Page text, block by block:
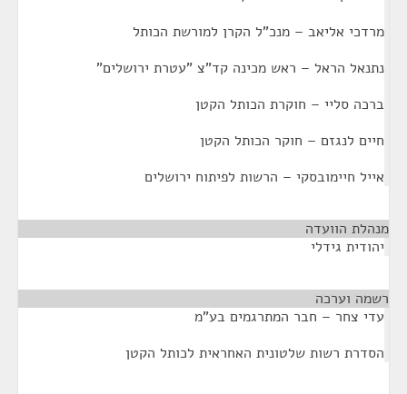
מרדכי אליאב – מנכ"ל הקרן למורשת הכותל
נתנאל הראל – ראש מכינה קד"צ "עטרת ירושלים"
ברכה סליי – חוקרת הכותל הקטן
חיים לנגזם – חוקר הכותל הקטן
אייל חיימובסקי – הרשות לפיתוח ירושלים
מנהלת הוועדה
יהודית גידלי
רשמה וערכה
עדי צחר – חבר המתרגמים בע"מ
הסדרת רשות שלטונית האחראית לכותל הקטן